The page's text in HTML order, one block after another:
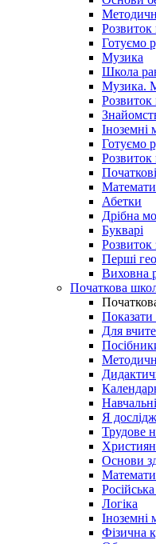
Розвиток
Готуємо
Музика
Школа
Музика.
Іноземні
Готуємо
Розвиток
Абетки
Дрібна
Букварі
Розвиток
Перші
Виховна
Початкова
Показати
Для
Я
Трудове
Основи
Логіка
Іноземні
Фізична